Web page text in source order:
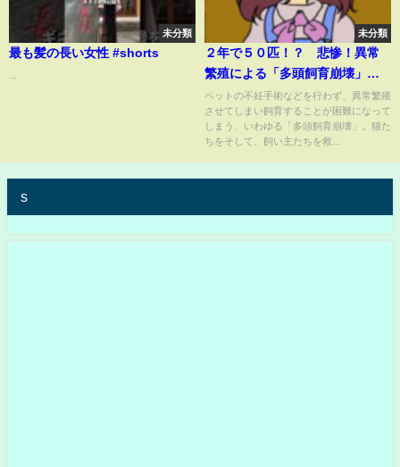
未分類
最も髪の長い女性 #shorts
未分類
２年で５０匹！？ 悲惨！異常
繁殖による「多頭飼育崩壊」の
現場 猫たちと飼い主を支える
救いの手
ペットの不妊手術などを行わず、異常繁殖
させてしまい飼育することが困難になって
しまう、いわゆる「多頭飼育崩壊」。猫た
ちをそして、飼い主たちを救...
s